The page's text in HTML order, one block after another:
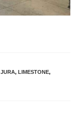
JURA, LIMESTONE,